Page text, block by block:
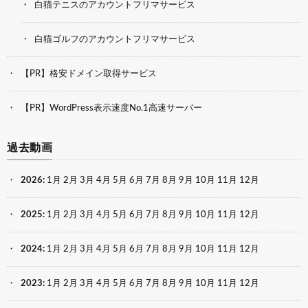
白猫テニスのアカウントフリマサービス
白猫ゴルフのアカウントフリマサービス
【PR】格安ドメイン取得サービス
【PR】WordPress表示速度No.1高速サーバー
過去動画
2026: 1月 2月 3月 4月 5月 6月 7月 8月 9月 10月 11月 12月
2025: 1月 2月 3月 4月 5月 6月 7月 8月 9月 10月 11月 12月
2024: 1月 2月 3月 4月 5月 6月 7月 8月 9月 10月 11月 12月
2023: 1月 2月 3月 4月 5月 6月 7月 8月 9月 10月 11月 12月